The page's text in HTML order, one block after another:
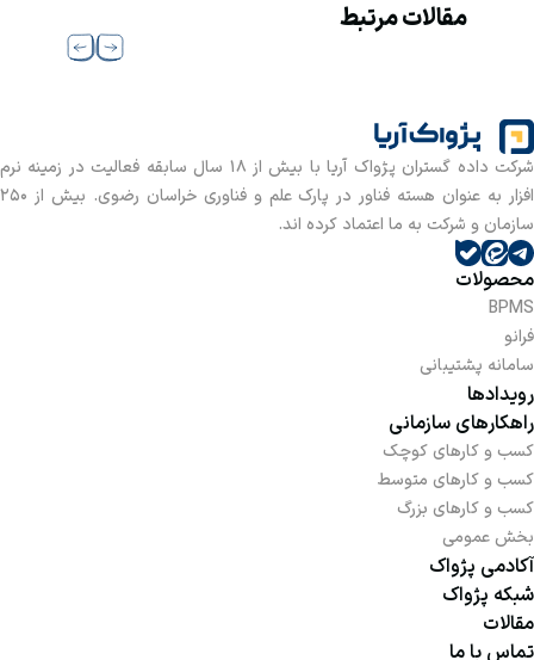
مقالات مرتبط
شرکت داده گستران پژواک آریا با بیش از 18 سال سابقه فعالیت در زمینه نرم
افزار به عنوان هسته فناور در پارک علم و فناوری خراسان رضوی. بیش از 250
سازمان و شرکت به ما اعتماد کرده اند.
محصولات
BPMS
فرانو
سامانه پشتیبانی
رویدادها
راهکارهای سازمانی
کسب و کارهای کوچک
کسب و کارهای متوسط
کسب و کارهای بزرگ
بخش عمومی
آکادمی پژواک
شبکه پژواک
مقالات
تماس با ما